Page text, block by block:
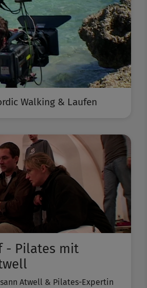
Walking & Laufen
- Pilates mit
Atwell & Pilates-Expertin